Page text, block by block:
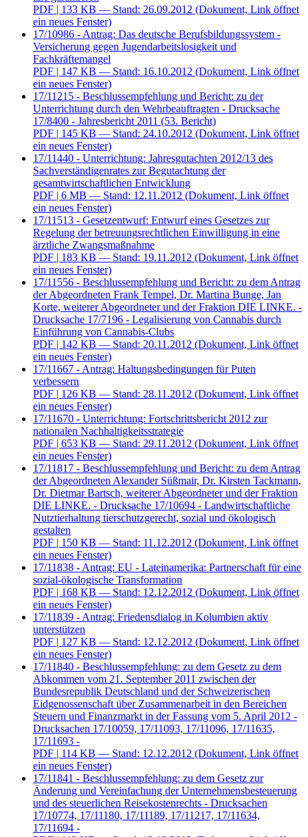
PDF | 133 KB — Stand: 26.09.2012 (Dokument, Link öffnet
ein neues Fenster)
17/10986 - Antrag: Das deutsche Berufsbildungssystem -
Versicherung gegen Jugendarbeitslosigkeit und
Fachkräftemangel
PDF | 147 KB — Stand: 16.10.2012 (Dokument, Link öffnet
ein neues Fenster)
17/11215 - Beschlussempfehlung und Bericht: zu der
Unterrichtung durch den Wehrbeauftragten - Drucksache
17/8400 - Jahresbericht 2011 (53. Bericht)
PDF | 145 KB — Stand: 24.10.2012 (Dokument, Link öffnet
ein neues Fenster)
17/11440 - Unterrichtung: Jahresgutachten 2012/13 des
Sachverständigenrates zur Begutachtung der
gesamtwirtschaftlichen Entwicklung
PDF | 6 MB — Stand: 12.11.2012 (Dokument, Link öffnet
ein neues Fenster)
17/11513 - Gesetzentwurf: Entwurf eines Gesetzes zur
Regelung der betreuungsrechtlichen Einwilligung in eine
ärztliche Zwangsmaßnahme
PDF | 183 KB — Stand: 19.11.2012 (Dokument, Link öffnet
ein neues Fenster)
17/11556 - Beschlussempfehlung und Bericht: zu dem Antrag
der Abgeordneten Frank Tempel, Dr. Martina Bunge, Jan
Korte, weiterer Abgeordneter und der Fraktion DIE LINKE. -
Drucksache 17/7196 - Legalisierung von Cannabis durch
Einführung von Cannabis-Clubs
PDF | 142 KB — Stand: 20.11.2012 (Dokument, Link öffnet
ein neues Fenster)
17/11667 - Antrag: Haltungsbedingungen für Puten
verbessern
PDF | 126 KB — Stand: 28.11.2012 (Dokument, Link öffnet
ein neues Fenster)
17/11670 - Unterrichtung: Fortschrittsbericht 2012 zur
nationalen Nachhaltigkeitsstrategie
PDF | 653 KB — Stand: 29.11.2012 (Dokument, Link öffnet
ein neues Fenster)
17/11817 - Beschlussempfehlung und Bericht: zu dem Antrag
der Abgeordneten Alexander Süßmair, Dr. Kirsten Tackmann,
Dr. Dietmar Bartsch, weiterer Abgeordneter und der Fraktion
DIE LINKE. - Drucksache 17/10694 - Landwirtschaftliche
Nutztierhaltung tierschutzgerecht, sozial und ökologisch
gestalten
PDF | 150 KB — Stand: 11.12.2012 (Dokument, Link öffnet
ein neues Fenster)
17/11838 - Antrag: EU - Lateinamerika: Partnerschaft für eine
sozial-ökologische Transformation
PDF | 168 KB — Stand: 12.12.2012 (Dokument, Link öffnet
ein neues Fenster)
17/11839 - Antrag: Friedensdialog in Kolumbien aktiv
unterstützen
PDF | 127 KB — Stand: 12.12.2012 (Dokument, Link öffnet
ein neues Fenster)
17/11840 - Beschlussempfehlung: zu dem Gesetz zu dem
Abkommen vom 21. September 2011 zwischen der
Bundesrepublik Deutschland und der Schweizerischen
Eidgenossenschaft über Zusammenarbeit in den Bereichen
Steuern und Finanzmarkt in der Fassung vom 5. April 2012 -
Drucksachen 17/10059, 17/11093, 17/11096, 17/11635,
17/11693 -
PDF | 114 KB — Stand: 12.12.2012 (Dokument, Link öffnet
ein neues Fenster)
17/11841 - Beschlussempfehlung: zu dem Gesetz zur
Änderung und Vereinfachung der Unternehmensbesteuerung
und des steuerlichen Reisekostenrechts - Drucksachen
17/10774, 17/11180, 17/11189, 17/11217, 17/11634,
17/11694 -